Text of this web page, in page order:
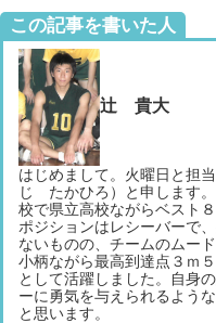
この記事を書いた人
辻 貴大
はじめまして。火曜日と担
じ たかひろ）と申します
校で県立高校ながらベスト
ポジションはレシーバーで
ないものの、チームのムー
小柄ながら最高到達点３ｍ
として活躍しました。自身
ーに勇気を与えられるよう
と思います。